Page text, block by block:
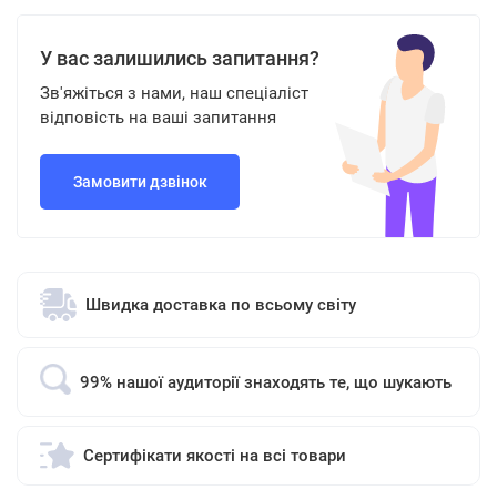
У вас залишились запитання?
Зв'яжіться з нами, наш спеціаліст
відповість на ваші запитання
Замовити дзвінок
Швидка доставка по всьому світу
99% нашої аудиторії знаходять те, що шукають
Сертифікати якості на всі товари